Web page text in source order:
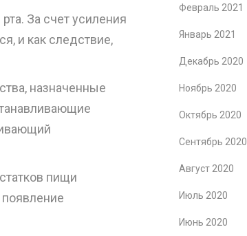
За счет усиления
и как следствие,
назначенные
пищи
появление
Февраль 2021
Январь 2021
Декабрь 2020
Ноябрь 2020
Октябрь 2020
Сентябрь 2020
Август 2020
Июль 2020
Июнь 2020